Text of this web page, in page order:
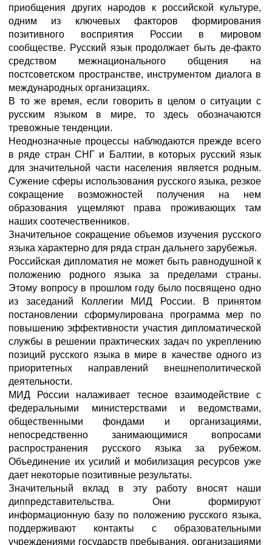
приобщения других народов к российской культуре,
одним из ключевых факторов формирования
позитивного восприятия России в мировом
сообществе. Русский язык продолжает быть де-факто
средством межнационального общения на
постсоветском пространстве, инструментом диалога в
международных организациях.
В то же время, если говорить в целом о ситуации с
русским языком в мире, то здесь обозначаются
тревожные тенденции.
Неоднозначные процессы наблюдаются прежде всего
в ряде стран СНГ и Балтии, в которых русский язык
для значительной части населения является родным.
Сужение сферы использования русского языка, резкое
сокращение возможностей получения на нем
образования ущемляют права проживающих там
наших соотечественников.
Значительное сокращение объемов изучения русского
языка характерно для ряда стран дальнего зарубежья.
Российская дипломатия не может быть равнодушной к
положению родного языка за пределами страны.
Этому вопросу в прошлом году было посвящено одно
из заседаний Коллегии МИД России. В принятом
постановлении сформулирована программа мер по
повышению эффективности участия дипломатической
службы в решении практических задач по укреплению
позиций русского языка в мире в качестве одного из
приоритетных направлений внешнеполитической
деятельности.
МИД России налаживает тесное взаимодействие с
федеральными министерствами и ведомствами,
общественными фондами и организациями,
непосредственно занимающимися вопросами
распространения русского языка за рубежом.
Объединение их усилий и мобилизация ресурсов уже
дает некоторые позитивные результаты.
Значительный вклад в эту работу вносят наши
диппредставительства. Они формируют
информационную базу по положению русского языка,
поддерживают контакты с образовательными
учреждениями государств пребывания, организациями